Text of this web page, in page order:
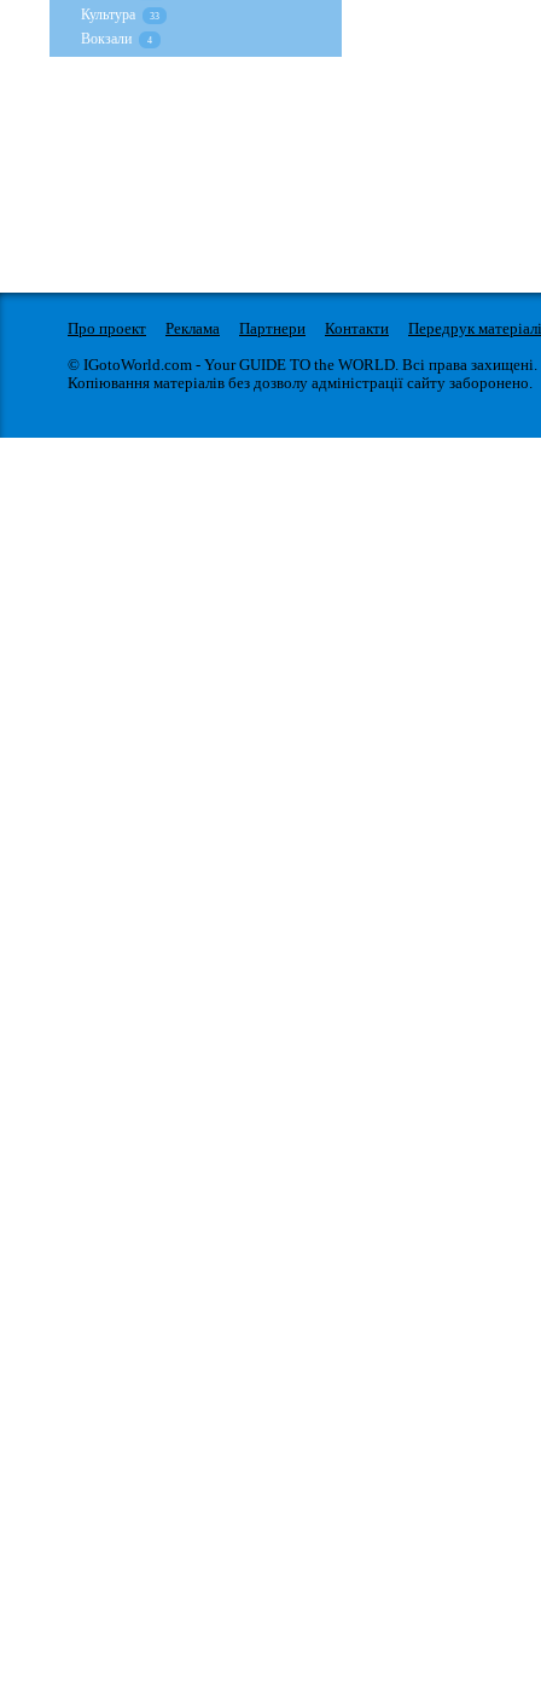
Культура 33
Вокзали 4
Про проект Реклама Партнери Контакти
Передрук
© IGotoWorld.com - Your GUIDE TO the WORLD. Всі права захищені.
Копіювання матеріалів без дозволу адміністрації сайту заборонено.